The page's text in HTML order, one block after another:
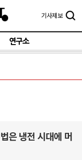
기사제보
연구소
은 냉전 시대에 머